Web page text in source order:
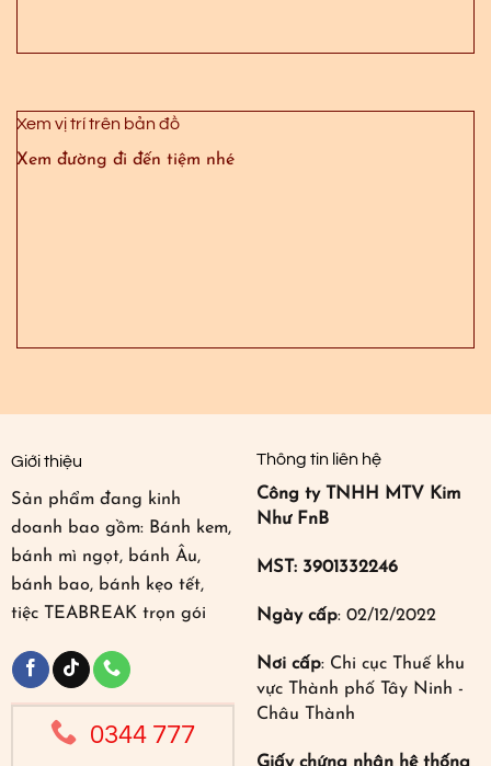
Xem vị trí trên bản đồ
Xem đường đi đến tiệm nhé
Giới thiệu
Sản phẩm đang kinh
doanh bao gồm: Bánh kem,
bánh mì ngọt, bánh Âu,
bánh bao, bánh kẹo tết,
tiệc TEABREAK trọn gói
0344 777
Thông tin liên hệ
Công ty TNHH MTV Kim
Như FnB
MST: 3901332246
Ngày cấp: 02/12/2022
Nơi cấp: Chi cục Thuế khu
vực Thành phố Tây Ninh -
Châu Thành